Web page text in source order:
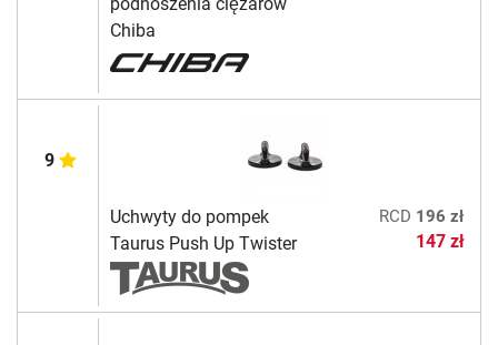
Chiba
9
Uchwyty do pompek
Taurus Push Up Twister
RCD 196 zł
147 zł